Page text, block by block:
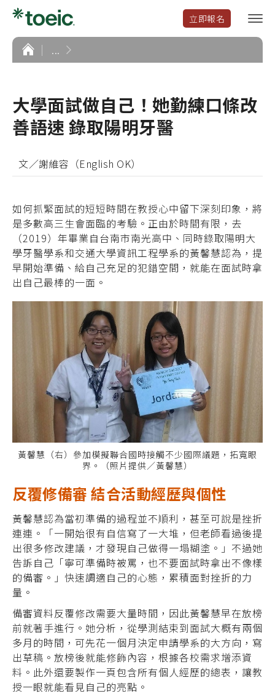
立即報名
選
單
首
頁
...
大學面試做自己！她勤練口條改
善語速 錄取陽明牙醫
文／謝維容（English OK）
如何抓緊面試的短短時間在教授心中留下深刻印象，將
是多數高三生會面臨的考驗。正由於時間有限，去
（2019）年畢業自台南市南光高中、同時錄取陽明大
學牙醫學系和交通大學資訊工程學系的黃馨慧認為，提
早開始準備、給自己充足的犯錯空間，就能在面試時拿
出自己最棒的一面。
黃馨慧（右）參加模擬聯合國時接觸不少國際議題，拓寬眼
界。（照片提供／黃馨慧）
反覆修備審 結合活動經歷與個性
黃馨慧認為當初準備的過程並不順利，甚至可說是挫折
連連。「一開始很有自信寫了一大堆，但老師看過後提
出很多修改建議，才發現自己做得一塌糊塗。」不過她
告訴自己「寧可準備時被罵，也不要面試時拿出不像樣
的備審。」快速調適自己的心態，累積面對挫折的力
量。
備審資料反覆修改需要大量時間，因此黃馨慧早在放榜
前就著手進行。她分析，從學測結束到面試大概有兩個
多月的時間，可先花一個月決定申請學系的大方向，寫
出草稿。放榜後就能修飾內容，根據各校需求增添資
料。此外還要製作一頁包含所有個人經歷的總表，讓教
授一眼就能看見自己的亮點。